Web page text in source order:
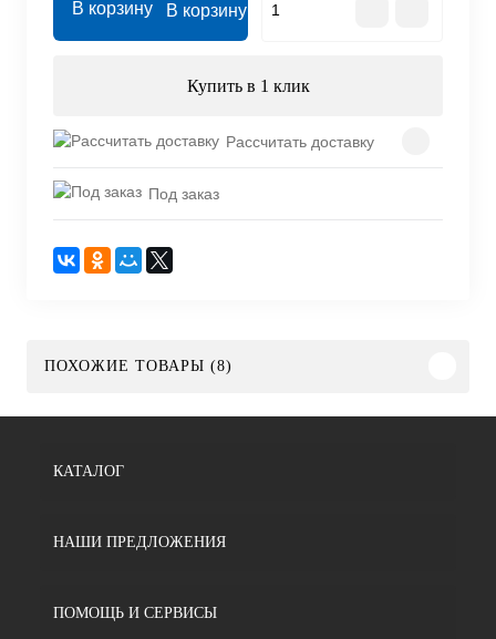
В корзину
Купить в 1 клик
Рассчитать доставку
Под заказ
ПОХОЖИЕ ТОВАРЫ (8)
КАТАЛОГ
НАШИ ПРЕДЛОЖЕНИЯ
ПОМОЩЬ И СЕРВИСЫ